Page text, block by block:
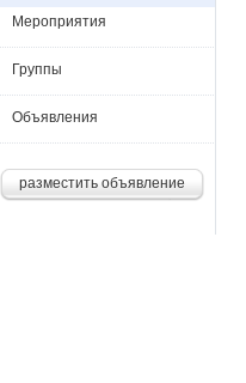
Мероприятия
Группы
Объявления
разместить объявление